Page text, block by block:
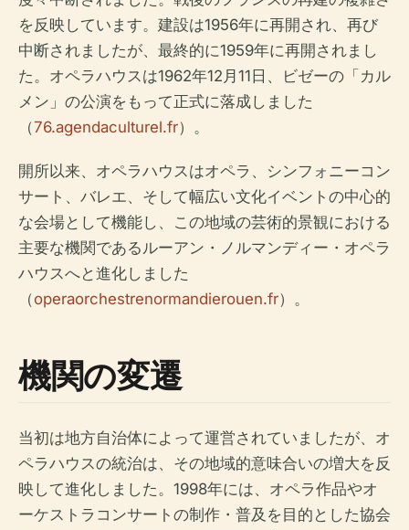
を反映しています。建設は1956年に再開され、再び
中断されましたが、最終的に1959年に再開されまし
た。オペラハウスは1962年12月11日、ビゼーの「カル
メン」の公演をもって正式に落成しました
（76.agendaculturel.fr）。
開所以来、オペラハウスはオペラ、シンフォニーコン
サート、バレエ、そして幅広い文化イベントの中心的
な会場として機能し、この地域の芸術的景観における
主要な機関であるルーアン・ノルマンディー・オペラ
ハウスへと進化しました
（operaorchestrenormandierouen.fr）。
機関の変遷
当初は地方自治体によって運営されていましたが、オ
ペラハウスの統治は、その地域的意味合いの増大を反
映して進化しました。1998年には、オペラ作品やオ
ーケストラコンサートの制作・普及を目的とした協会